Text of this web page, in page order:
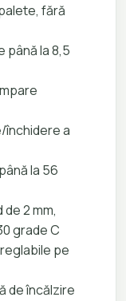
fără
până la 8,5
închidere a
la 56
2 mm,
grade C
pe
de încălzire